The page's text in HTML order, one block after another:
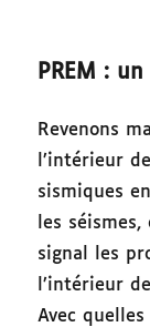
PREM :
Revenons
l’intérieur
sismiques
les
signal les
l’intérieur
Avec